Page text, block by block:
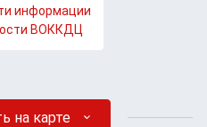
информации
ВОККДЦ
на карте